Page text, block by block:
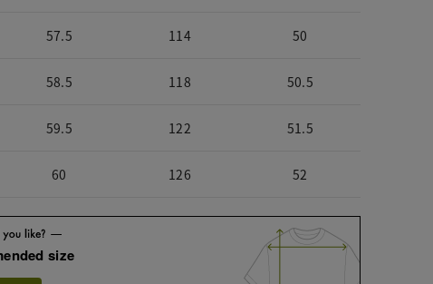
57.5 114 50
58.5 118 50.5
59.5 122 51.5
60 126 52
size